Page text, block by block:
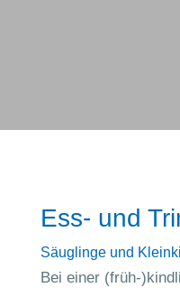
Ess- und
Säuglinge und
Bei einer (früh-